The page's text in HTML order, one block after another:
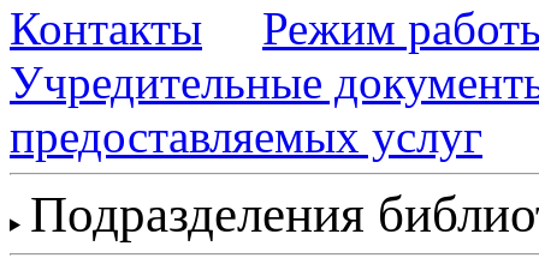
Контакты
Режим
Учредительные
предоставляемых услуг
Подразделения